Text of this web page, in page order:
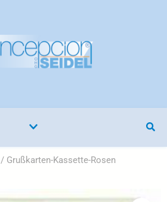
/ Grußkarten-Kassette-Rosen